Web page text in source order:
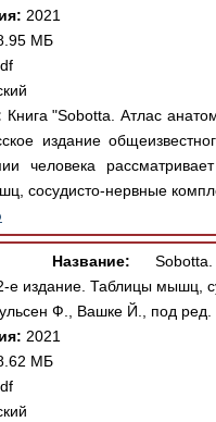
2021
МБ
Книга "Sobotta. Атлас
издание
человека
сосудисто-нервные
Название:
е издание. Таблицы мышц,
Ф., Вашке Й., под
2021
МБ